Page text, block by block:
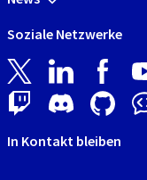
Soziale Netzwerke
In Kontakt bleiben